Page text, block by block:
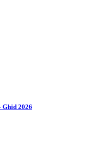
Ghid 2026